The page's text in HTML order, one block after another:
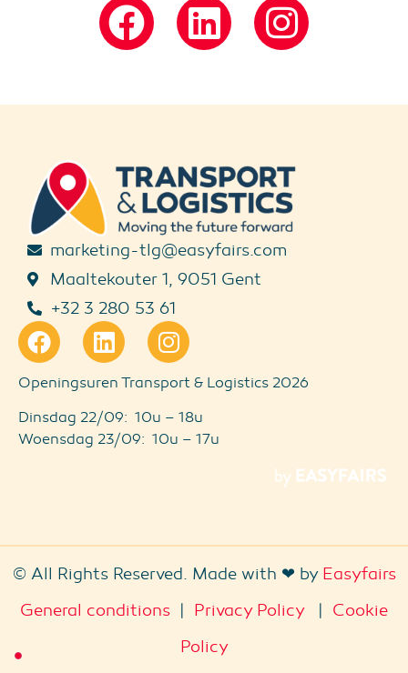
marketing-tlg@easyfairs.com
Maaltekouter 1, 9051 Gent
+32 3 280 53 61
Openingsuren Transport & Logistics 2026
Dinsdag 22/09: 10u – 18u
Woensdag 23/09: 10u – 17u
© All Rights Reserved. Made with ❤ by Easyfairs
General conditions | Privacy Policy| Cookie
Policy